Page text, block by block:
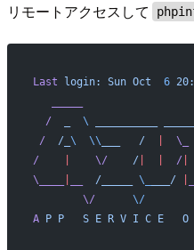
リモートアクセスして
Last login: Sun Oct
  6
  /
  \
/
  /_
\ \\
   /
  \_
/
    \/
    /
  /
\____
  /_____
\_ ___/
        \/
      \/
A P P
   S
E R V I C E
   O